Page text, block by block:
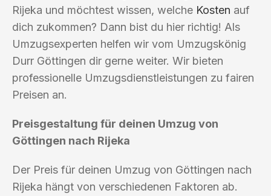
Rijeka und möchtest wissen, welche Kosten auf
dich zukommen? Dann bist du hier richtig! Als
Umzugsexperten helfen wir vom Umzugskönig
Durr Göttingen dir gerne weiter. Wir bieten
professionelle Umzugsdienstleistungen zu fairen
Preisen an.
Preisgestaltung für deinen Umzug von
Göttingen nach Rijeka
Der Preis für deinen Umzug von Göttingen nach
Rijeka hängt von verschiedenen Faktoren ab.